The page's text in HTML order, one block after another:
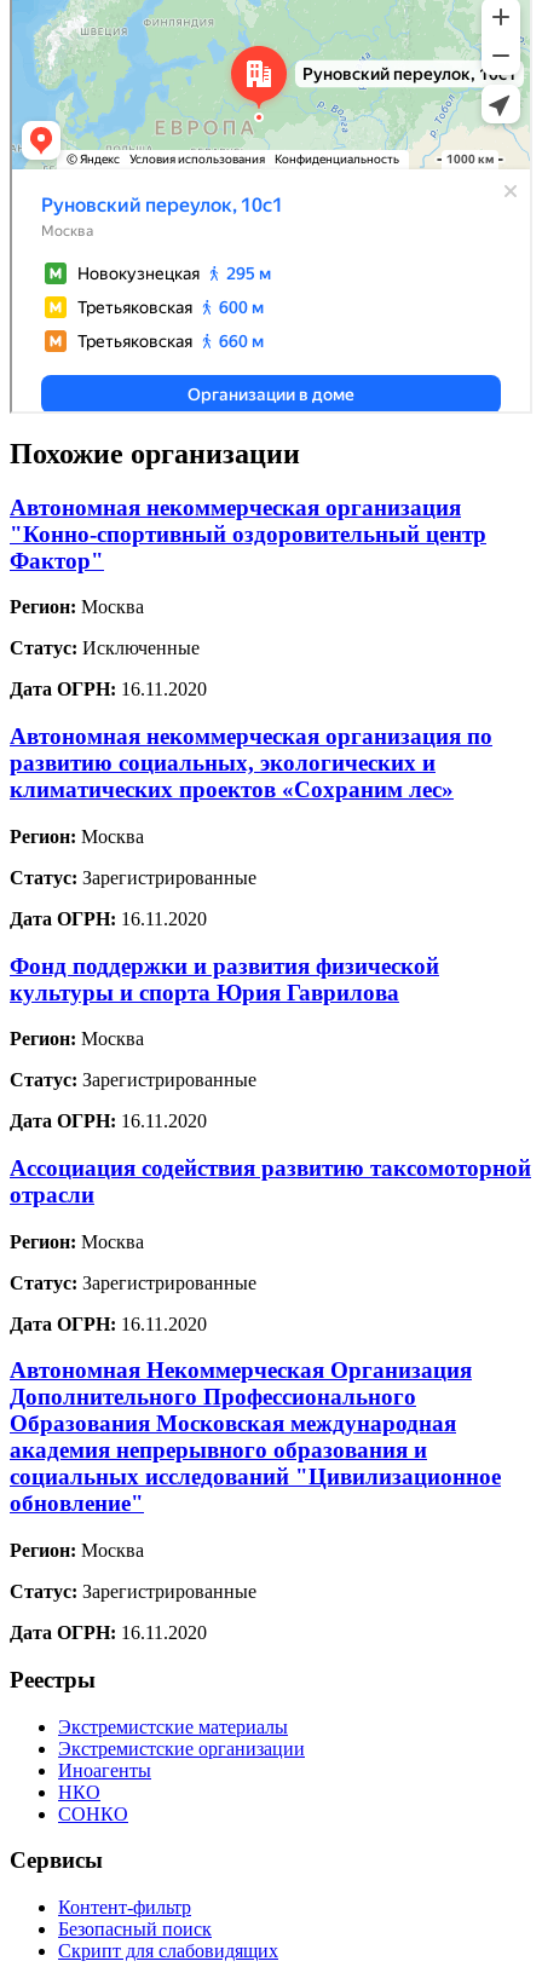
Похожие организации
Автономная некоммерческая организация
"Конно-спортивный оздоровительный центр
Фактор"
Регион: Москва
Статус: Исключенные
Дата ОГРН: 16.11.2020
Автономная некоммерческая организация по
развитию социальных, экологических и
климатических проектов «Сохраним лес»
Регион: Москва
Статус: Зарегистрированные
Дата ОГРН: 16.11.2020
Фонд поддержки и развития физической
культуры и спорта Юрия Гаврилова
Регион: Москва
Статус: Зарегистрированные
Дата ОГРН: 16.11.2020
Ассоциация содействия развитию таксомоторной
отрасли
Регион: Москва
Статус: Зарегистрированные
Дата ОГРН: 16.11.2020
Автономная Некоммерческая Организация
Дополнительного Профессионального
Образования Московская международная
академия непрерывного образования и
социальных исследований "Цивилизационное
обновление"
Регион: Москва
Статус: Зарегистрированные
Дата ОГРН: 16.11.2020
Реестры
Экстремистские материалы
Экстремистские организации
Иноагенты
НКО
СОНКО
Сервисы
Контент-фильтр
Безопасный поиск
Скрипт для слабовидящих